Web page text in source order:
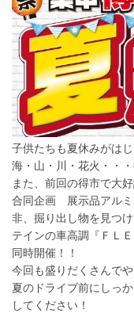
子供たちも夏休みがはじ
海・山・川・花火・・
また、前回の得市で大
合同企画 展示品アルミ
非、掘り出し物を見つけ
テインの車高調『ＦＬ
同時開催！！
今回も盛りだくさんで
夏のドライブ前にしっ
してください！